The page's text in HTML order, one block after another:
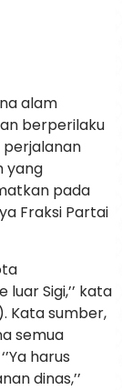
alam
berperilaku
perjalanan
yang
pada
Fraksi Partai
Sigi,’’ kata
Kata sumber,
semua
harus
dinas,’’